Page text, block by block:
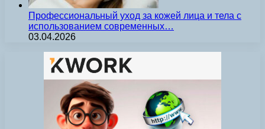
Профессиональный уход за кожей лица и тела с
использованием современных…
03.04.2026